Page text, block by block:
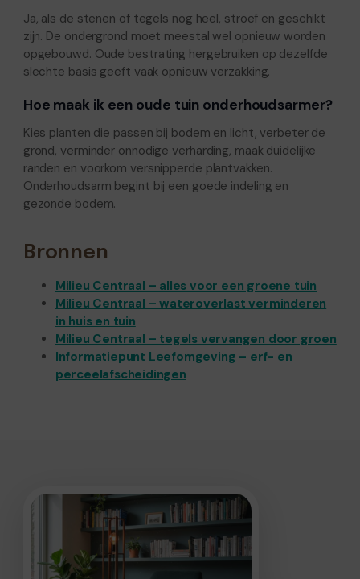
Ja, als de stenen of tegels nog heel, stroef en geschikt
zijn. De ondergrond moet meestal wel opnieuw worden
opgebouwd. Oude bestrating hergebruiken op dezelfde
slechte basis geeft vaak opnieuw verzakking.
Hoe maak ik een oude tuin onderhoudsarmer?
Kies planten die passen bij bodem en licht, verbeter de
grond, verminder onnodige verharding, maak duidelijke
randen en voorkom versnipperde plantvakken.
Onderhoudsarm begint bij een goede indeling en
gezonde bodem.
Bronnen
Milieu Centraal – alles voor een groene tuin
Milieu Centraal – wateroverlast verminderen
in huis en tuin
Milieu Centraal – tegels vervangen door groen
Informatiepunt Leefomgeving – erf- en
perceelafscheidingen